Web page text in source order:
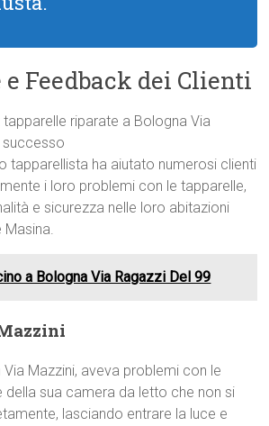
Feedback dei Clienti
riparate a Bologna Via
successo
tapparellista ha aiutato numerosi clienti
i loro problemi con le tapparelle,
e sicurezza nelle loro abitazioni
Masina.
a Bologna Via Ragazzi Del 99
Via Mazzini, aveva problemi con le
della sua camera da letto che non si
lasciando entrare la luce e